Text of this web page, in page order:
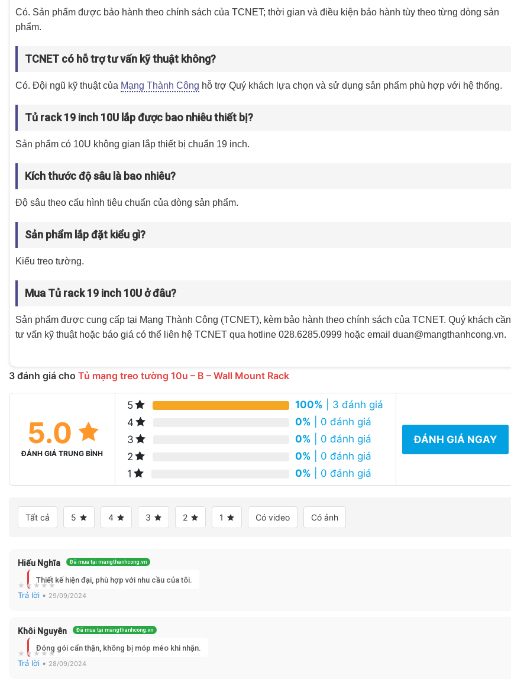
Có. Sản phẩm được bảo hành theo chính sách của TCNET; thời gian và điều kiện bảo hành tùy theo từng dòng sản
phẩm.
TCNET có hỗ trợ tư vấn kỹ thuật không?
Có. Đội ngũ kỹ thuật của Mạng Thành Công hỗ trợ Quý khách lựa chọn và sử dụng sản phẩm phù hợp với hệ thống.
Tủ rack 19 inch 10U lắp được bao nhiêu thiết bị?
Sản phẩm có 10U không gian lắp thiết bị chuẩn 19 inch.
Kích thước độ sâu là bao nhiêu?
Độ sâu theo cấu hình tiêu chuẩn của dòng sản phẩm.
Sản phẩm lắp đặt kiểu gì?
Kiểu treo tường.
Mua Tủ rack 19 inch 10U ở đâu?
Sản phẩm được cung cấp tại Mạng Thành Công (TCNET), kèm bảo hành theo chính sách của TCNET. Quý khách cần
tư vấn kỹ thuật hoặc báo giá có thể liên hệ TCNET qua hotline 028.6285.0999 hoặc email duan@mangthanhcong.vn.
3 đánh giá cho Tủ mạng treo tường 10u – B – Wall Mount Rack
5.0
ĐÁNH GIÁ TRUNG BÌNH
5 100% | 3 đánh giá
4
0% | 0 đánh giá
3
0% | 0 đánh giá
2
0% | 0 đánh giá
1
0% | 0 đánh giá
ĐÁNH GIÁ NGAY
Tất cả 5 4 3 2 1 Có video Có ảnh
Hiếu Nghĩa Đã mua tại mangthanhcong.vn
Thiết kế hiện đại, phù hợp với nhu cầu của tôi.
Trả lời • 29/09/2024
Khôi Nguyên Đã mua tại mangthanhcong.vn
Đóng gói cẩn thận, không bị móp méo khi nhận.
Trả lời • 28/09/2024